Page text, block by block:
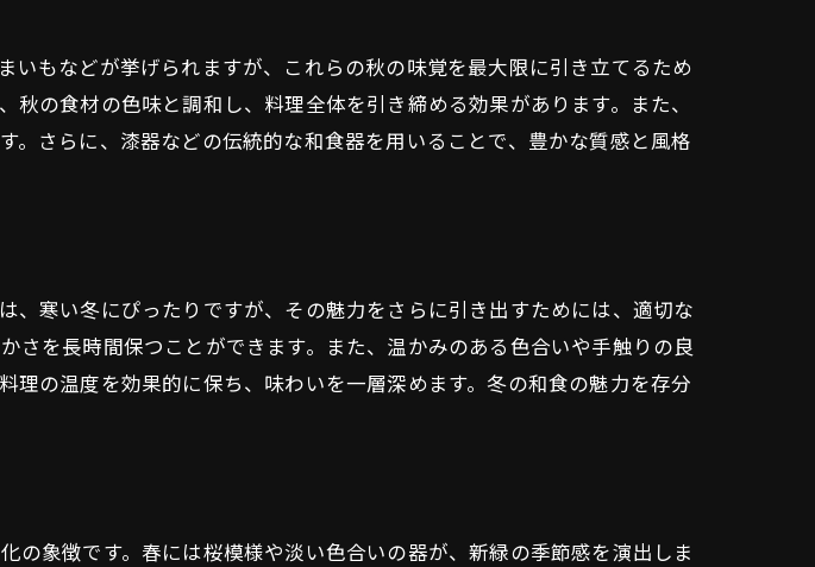
もなどが挙げられますが、これらの秋の味覚を最大限に引き立てるため
の食材の色味と調和し、料理全体を引き締める効果があります。また、
さらに、漆器などの伝統的な和食器を用いることで、豊かな質感と風格
寒い冬にぴったりですが、その魅力をさらに引き出すためには、適切な
を長時間保つことができます。また、温かみのある色合いや手触りの良
の温度を効果的に保ち、味わいを一層深めます。冬の和食の魅力を存分
象徴です。春には桜模様や淡い色合いの器が、新緑の季節感を演出しま